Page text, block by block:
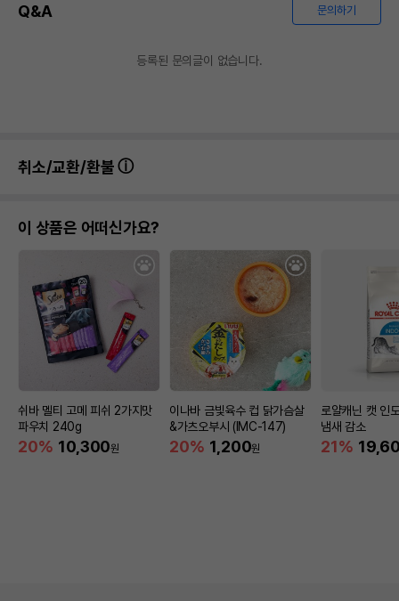
Q&A 문의하기
등록된 문의글이 없습니다.
취소/교환/환불
이 상품은 어떠신가요?
쉬바 멜티 고메 피쉬 2가지맛
파우치 240g
20% 10,300원
이나바 금빛육수 컵 닭가슴살
&가츠오부시 (IMC-147)
20% 1,200원
로얄캐닌 캣 인
냄새 감소
21%